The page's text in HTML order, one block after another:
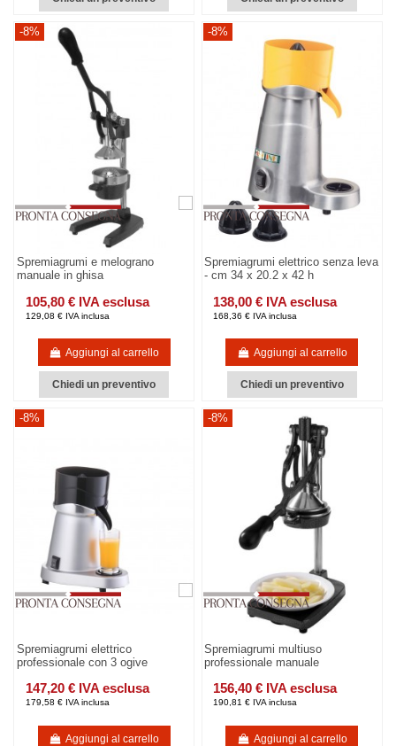
-8%
Spremiagrumi e melograno
manuale in ghisa
105,80 € IVA esclusa
129,08 € IVA inclusa
Aggiungi al carrello
Chiedi un preventivo
-8%
Spremiagrumi elettrico senza leva
- cm 34 x 20.2 x 42 h
138,00 € IVA esclusa
168,36 € IVA inclusa
Aggiungi al carrello
Chiedi un preventivo
-8%
Spremiagrumi elettrico
professionale con 3 ogive
147,20 € IVA esclusa
179,58 € IVA inclusa
Aggiungi al carrello
-8%
Spremiagrumi multiuso
professionale manuale
156,40 € IVA esclusa
190,81 € IVA inclusa
Aggiungi al carrello